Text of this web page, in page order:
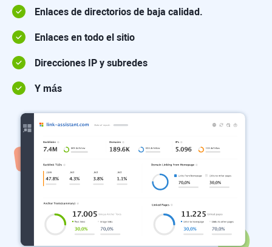
Enlaces de directorios de baja calidad.
Enlaces en todo el sitio
Direcciones IP y subredes
Y más